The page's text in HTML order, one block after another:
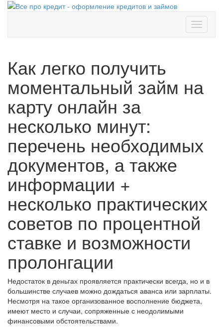
Toggle
Как легко получить
моментальный займ на
карту онлайн за
несколько минут:
перечень необходимых
документов, а также
информации +
несколько практических
советов по процентной
ставке и возможности
пролонгации
Недостаток в деньгах проявляется практически всегда, но и в
большинстве случаев можно дождаться аванса или зарплаты.
Несмотря на такое организованное восполнение бюджета,
имеют место и случаи, сопряженные с неодолимыми
финансовыми обстоятельствами.